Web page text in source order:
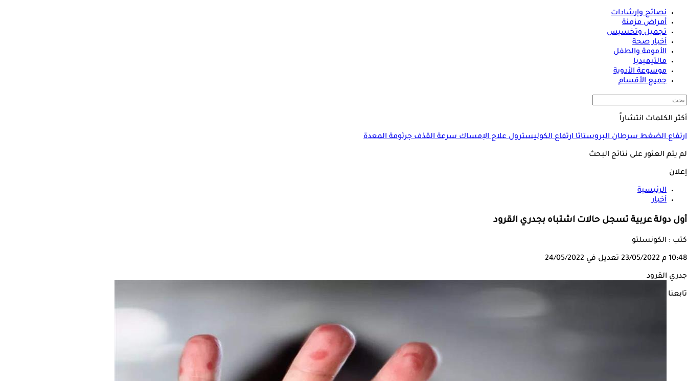
نصائح وإرشادات
أمراض مزمنة
تجميل وتخسيس
أخبار صحة
الأمومة والطفل
مالتيميديا
موسوعة الأدوية
جميع الأقسام
أكثر الكلمات انتشاراً
ارتفاع الضغطسرطان البروستاتاارتفاع الكوليسترولعلاج الإمساكسرعة القذفجرثومة المعدة
لم يتم العثور على نتائج البحث
إعلان
الرئيسية
أخبار
أول دولة عربية تسجل حالات اشتباه بجدري القرود
كتب : الكونسلتو
10:48 م 23/05/2022 تعديل في 24/05/2022
جدري القرود
تابعنا على